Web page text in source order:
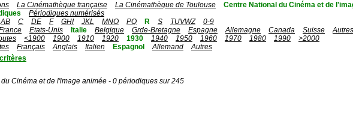
La Cinémathèque française La Cinémathèque de Toulouse
Centre National du Cinéma et de
Périodiques numérisés
AB C DE F GHI JKL MNO PQ R S TUVWZ
0-9
Etats-Unis Italie Belgique Grde-Bretagne Espagne Allemagne Canada Suisse
Autres
<1900 1900 1910 1920 1930 1940 1950 1960 1970 1980 1990
>2000
Français Anglais Italien Espagnol Allemand
Autres
Cinéma et de l'image animée - 0 périodiques sur 245